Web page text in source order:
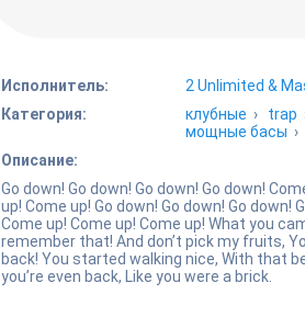
Исполнитель:
2 Unlimited &
Категория:
клубные › trap
мощные басы ›
Описание:
Go down! Go down! Go down! Go down!
up! Come up! Go down! Go down! Go down!
Come up! Come up! Come up! What you
remember that! And don’t pick my fruits,
back! You started walking nice, With that
you’re even back, Like you were a brick.